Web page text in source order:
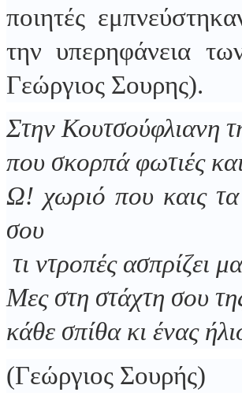
ποιητές
την υπερηφάνεια
Γεώργιος Σουρης).
Στην Κουτσούφλιανη
που σκορπά φωτιές
Ω! χωριό που καις τα
σου
τι ντροπές ασπρίζει
Μες στη στάχτη σου
κάθε σπίθα κι ένας
(Γεώργιος Σουρής)